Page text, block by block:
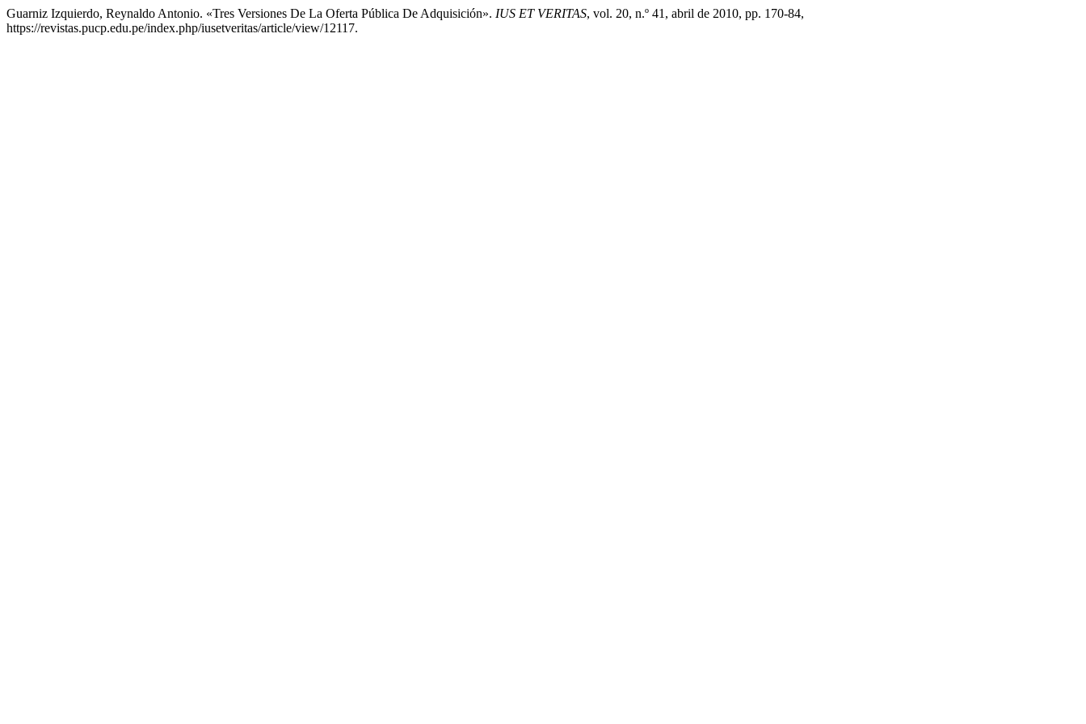
Guarniz Izquierdo, Reynaldo Antonio. «Tres Versiones De La Oferta Pública De Adquisición». IUS ET VERITAS, vol. 20, n.º 41, abril de 2010, pp. 170-84,
https://revistas.pucp.edu.pe/index.php/iusetveritas/article/view/12117.